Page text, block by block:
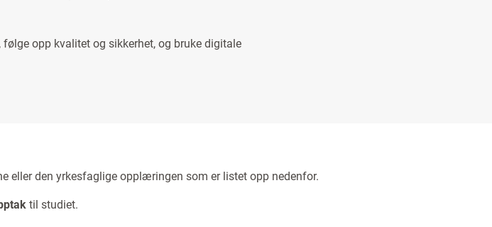
opp kvalitet og sikkerhet, og bruke digitale
eller den yrkesfaglige opplæringen som er listet opp nedenfor.
til studiet.